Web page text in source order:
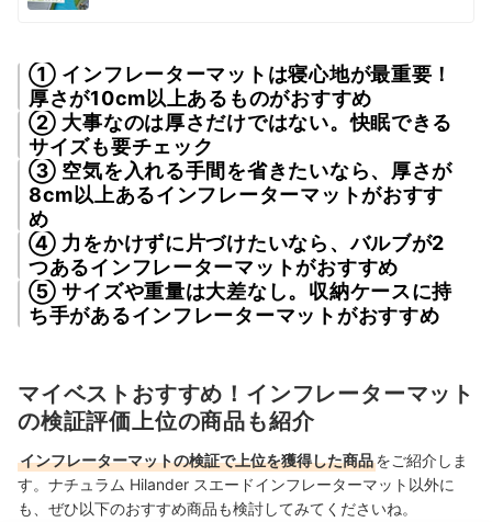
① インフレーターマットは寝心地が最重要！
厚さが10cm以上あるものがおすすめ
② 大事なのは厚さだけではない。快眠できる
サイズも要チェック
③ 空気を入れる手間を省きたいなら、厚さが
8cm以上あるインフレーターマットがおすす
め
④ 力をかけずに片づけたいなら、バルブが2
つあるインフレーターマットがおすすめ
⑤ サイズや重量は大差なし。収納ケースに持
ち手があるインフレーターマットがおすすめ
マイベストおすすめ！インフレーターマット
の検証評価上位の商品も紹介
インフレーターマットの検証で上位を獲得した商品をご紹介しま
す。ナチュラム Hilander スエードインフレーターマット以外に
も、ぜひ以下のおすすめ商品も検討してみてくださいね。